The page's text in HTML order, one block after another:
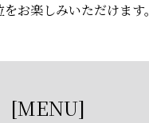
をお楽しみいただけます。
[MENU]